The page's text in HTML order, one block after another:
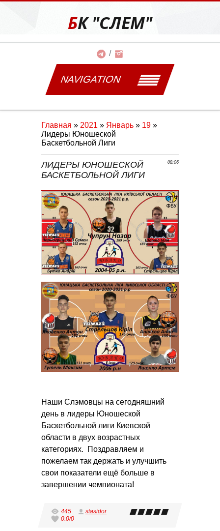
БК "СЛЕМ"
NAVIGATION
Главная » 2021 » Январь » 19 »
Лидеры Юношеской
Баскетбольной Лиги
08:06
ЛИДЕРЫ ЮНОШЕСКОЙ
БАСКЕТБОЛЬНОЙ ЛИГИ
Наши Слэмовцы на сегодняшний
день в лидеры Юношеской
Баскетбольной лиги Киевской
области в двух возрастных
категориях. Поздравляем и
пожелаем так держать и улучшить
свои показатели ещё больше в
завершении чемпионата!
445
stasidor
0.0/0